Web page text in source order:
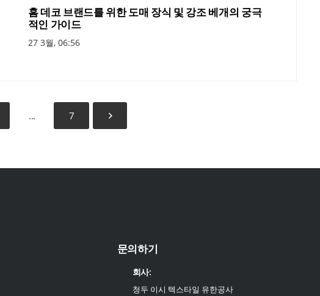
홈 데코 브랜드를 위한 도매 장식 및 강조 베개의 궁극
적인 가이드
27 3월, 06:56
... 7
문의하기
회사:
청두 이시 텍스타일 유한공사